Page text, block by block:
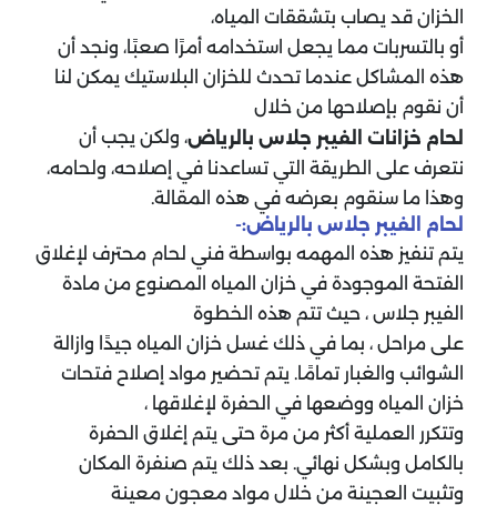
الخزان قد يصاب بتشققات المياه،
أو بالتسربات مما يجعل استخدامه أمرًا صعبًا، ونجد أن
هذه المشاكل عندما تحدث للخزان البلاستيك يمكن لنا
أن نقوم بإصلاحها من خلال
لحام خزانات الفيبر جلاس بالرياض، ولكن يجب أن
نتعرف على الطريقة التي تساعدنا في إصلاحه، ولحامه،
وهذا ما سنقوم بعرضه في هذه المقالة.
لحام الفيبر جلاس بالرياض:-
يتم تنفيز هذه المهمه بواسطة فني لحام محترف لإغلاق
الفتحة الموجودة في خزان المياه المصنوع من مادة
الفيبر جلاس ، حيث تتم هذه الخطوة
على مراحل ، بما في ذلك غسل خزان المياه جيدًا وازالة
الشوائب والغبار تمامًا. يتم تحضير مواد إصلاح فتحات
خزان المياه ووضعها في الحفرة لإغلاقها ،
وتتكرر العملية أكثر من مرة حتى يتم إغلاق الحفرة
بالكامل وبشكل نهائي. بعد ذلك يتم صنفرة المكان
وتثبيت العجينة من خلال مواد معجون معينة